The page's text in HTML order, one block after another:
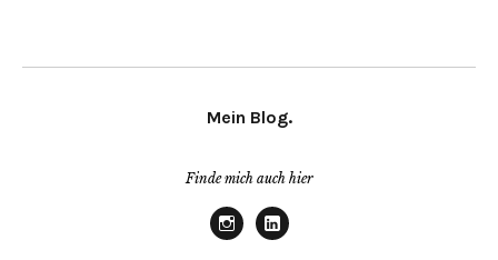
Mein Blog.
Finde mich auch hier